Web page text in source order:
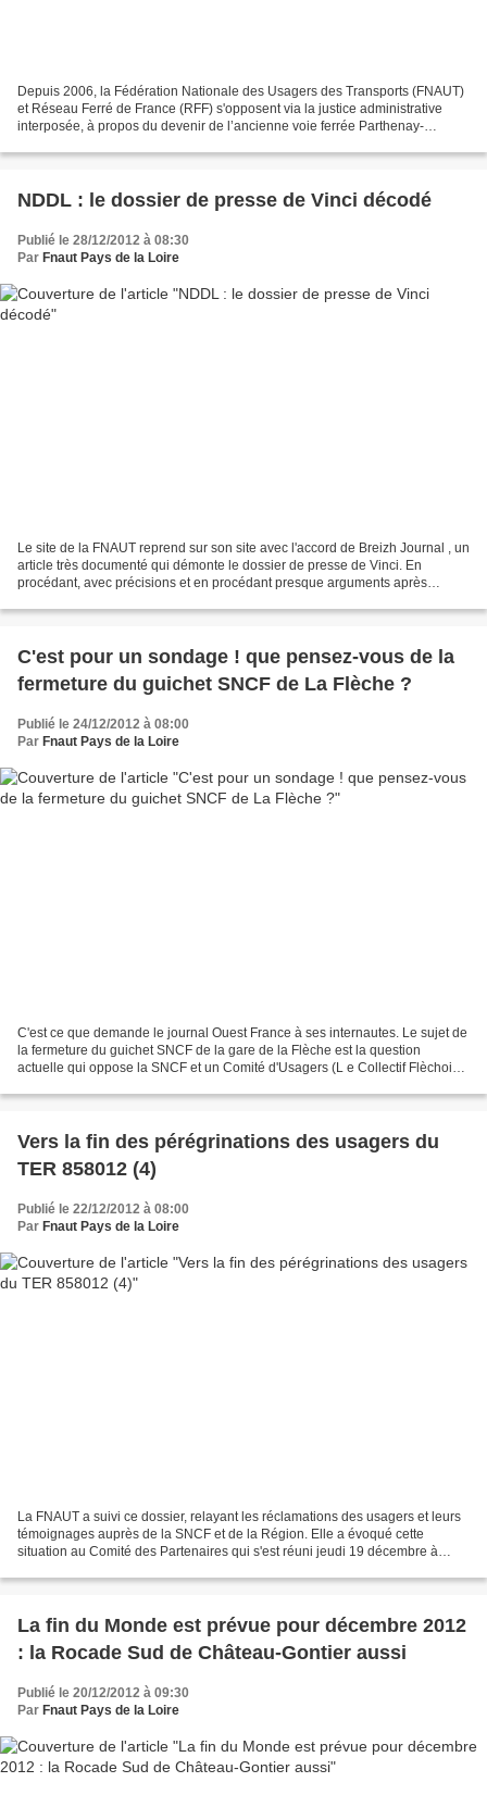
Depuis 2006, la Fédération Nationale des Usagers des Transports (FNAUT)
et Réseau Ferré de France (RFF) s'opposent via la justice administrative
interposée, à propos du devenir de l’ancienne voie ferrée Parthenay-
NDDL : le dossier de presse de Vinci décodé
Publié le 28/12/2012 à 08:30
Par Fnaut Pays de la Loire
Le site de la FNAUT reprend sur son site avec l'accord de Breizh Journal , un
article très documenté qui démonte le dossier de presse de Vinci. En
procédant, avec précisions et en procédant presque arguments après
C'est pour un sondage ! que pensez-vous de la
fermeture du guichet SNCF de La Flèche ?
Publié le 24/12/2012 à 08:00
Par Fnaut Pays de la Loire
C'est ce que demande le journal Ouest France à ses internautes. Le sujet de
la fermeture du guichet SNCF de la gare de la Flèche est la question
actuelle qui oppose la SNCF et un Comité d'Usagers (L e Collectif Flèchois
Vers la fin des pérégrinations des usagers du
TER 858012 (4)
Publié le 22/12/2012 à 08:00
Par Fnaut Pays de la Loire
La FNAUT a suivi ce dossier, relayant les réclamations des usagers et leurs
témoignages auprès de la SNCF et de la Région. Elle a évoqué cette
situation au Comité des Partenaires qui s'est réuni jeudi 19 décembre à
La fin du Monde est prévue pour décembre 2012
: la Rocade Sud de Château-Gontier aussi
Publié le 20/12/2012 à 09:30
Par Fnaut Pays de la Loire